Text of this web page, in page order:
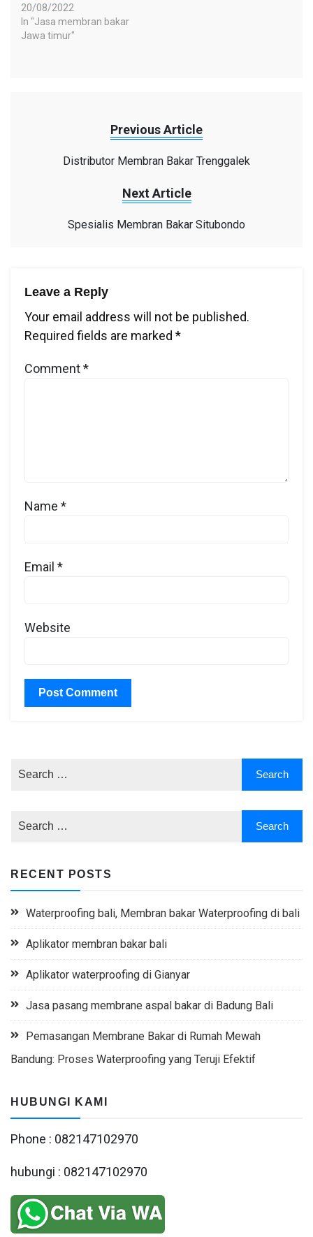
20/08/2022
In "Jasa membran bakar
Jawa timur"
Previous Article
Distributor Membran Bakar Trenggalek
Next Article
Spesialis Membran Bakar Situbondo
Leave a Reply
Your email address will not be published.
Required fields are marked *
Comment*
Name *
Email *
Website
RECENT POSTS
Waterproofing bali, Membran bakar Waterproofing di bali
Aplikator membran bakar bali
Aplikator waterproofing di Gianyar
Jasa pasang membrane aspal bakar di Badung Bali
Pemasangan Membrane Bakar di Rumah Mewah
Bandung: Proses Waterproofing yang Teruji Efektif
HUBUNGI KAMI
Phone : 082147102970
hubungi : 082147102970